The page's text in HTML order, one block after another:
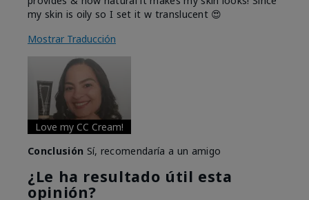
my skin is oily so I set it w translucent 😍
Mostrar Traducción
Love my CC Cream!
Conclusión Sí, recomendaría a un amigo
¿Le ha resultado útil esta
opinión?